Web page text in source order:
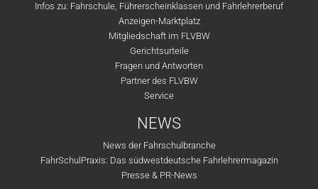
Infos zu: Fahrschule, Führerscheinklassen und Fahrlehrerberuf
Anzeigen-Marktplatz
Mitgliedschaft im FLVBW
Gerichtsurteile
Fragen und Antworten
Partner des FLVBW
Service
NEWS
News der Fahrschulbranche
FahrSchulPraxis: Das südwestdeutsche Fahrlehrermagazin
Presse & PR-News